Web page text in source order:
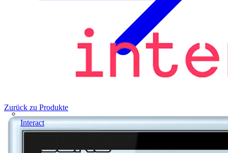
Interact
Zurück zu Produkte